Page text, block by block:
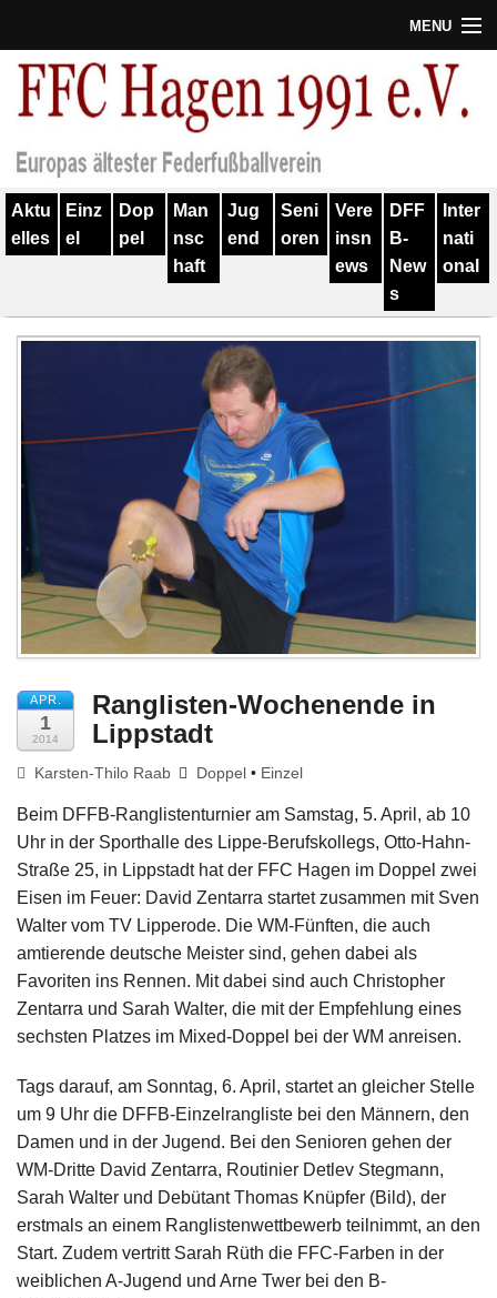
MENU
Termine
Verein
Geschichte
Training
Aktu
elles
Einz
el
Dop
pel
Man
nsc
haft
Jug
end
Seni
oren
Vere
insn
ews
DFF
B-
New
s
Inter
nati
onal
APR.
1
2014
Ranglisten-Wochenende in
Lippstadt
Karsten-Thilo Raab Doppel • Einzel
Beim DFFB-Ranglistenturnier am Samstag, 5. April, ab 10
Uhr in der Sporthalle des Lippe-Berufskollegs, Otto-Hahn-
Straße 25, in Lippstadt hat der FFC Hagen im Doppel zwei
Eisen im Feuer: David Zentarra startet zusammen mit Sven
Walter vom TV Lipperode. Die WM-Fünften, die auch
amtierende deutsche Meister sind, gehen dabei als
Favoriten ins Rennen. Mit dabei sind auch Christopher
Zentarra und Sarah Walter, die mit der Empfehlung eines
sechsten Platzes im Mixed-Doppel bei der WM anreisen.
Tags darauf, am Sonntag, 6. April, startet an gleicher Stelle
um 9 Uhr die DFFB-Einzelrangliste bei den Männern, den
Damen und in der Jugend. Bei den Senioren gehen der
WM-Dritte David Zentarra, Routinier Detlev Stegmann,
Sarah Walter und Debütant Thomas Knüpfer (Bild), der
erstmals an einem Ranglistenwettbewerb teilnimmt, an den
Start. Zudem vertritt Sarah Rüth die FFC-Farben in der
weiblichen A-Jugend und Arne Twer bei den B-